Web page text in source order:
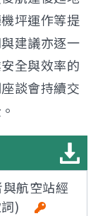
坪運作等提
建議亦逐一
全與效率的
談會持續交
航空站經
)